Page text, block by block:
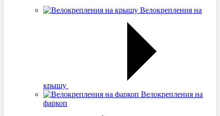
Велокрепления на
крышу
Велокрепления на
фаркоп